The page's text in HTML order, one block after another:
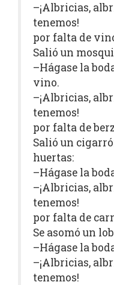
–¡Albricias,
tenemos!
por falta de
Salió un
–Hágase la
vino.
–¡Albricias,
tenemos!
por falta de
Salió un
huertas:
–Hágase la
–¡Albricias,
tenemos!
por falta de
Se asomó un
–Hágase la
–¡Albricias,
tenemos!